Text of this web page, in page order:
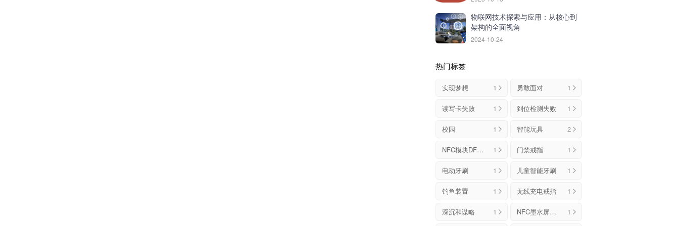
物联网技术探索与应用：从核心到
架构的全面视角
2024-10-24
热门标签
实现梦想 1 勇敢面对 1
读写卡失败 1 到位检测失败 1
校园 1 智能玩具 2
NFC模块DFMANFC 1 门禁戒指 1
电动牙刷 1 儿童智能牙刷 1
钓鱼装置 1 无线充电戒指 1
深沉和谋略 1 NFC墨水屏手机壳 1